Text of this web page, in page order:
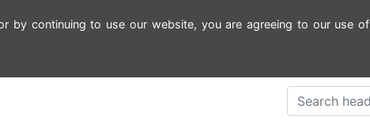
by continuing to use our website, you are agreeing to our use of